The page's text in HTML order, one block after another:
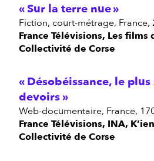
Sur la terre nue
fiction, court-métrage, France,
France Télévisions, Les films
Collectivité de Corse
Désobéissance, le plus
devoirs
web-documentaire, France,
France Télévisions, INA,
Collectivité de Corse